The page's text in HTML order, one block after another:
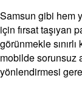
Samsun gibi hem
için fırsat taşıyan
görünmekle
mobilde sorunsuz
yönlendirmesi